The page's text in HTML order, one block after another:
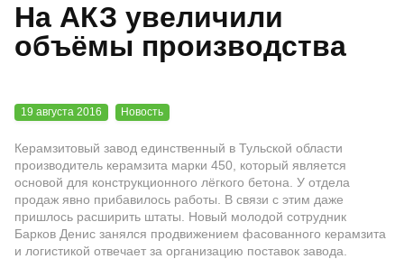
На АКЗ увеличили
объёмы производства
19 августа 2016 Новость
Керамзитовый завод единственный в Тульской области
производитель керамзита марки 450, который является
основой для конструкционного лёгкого бетона. У отдела
продаж явно прибавилось работы. В связи с этим даже
пришлось расширить штаты. Новый молодой сотрудник
Барков Денис занялся продвижением фасованного керамзита
и логистикой отвечает за организацию поставок завода.